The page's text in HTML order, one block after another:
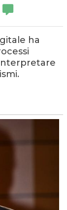
ha